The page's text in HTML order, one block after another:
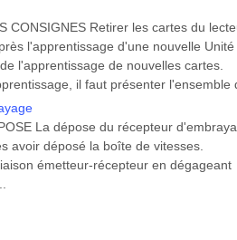
CONSIGNES Retirer les cartes du
l'apprentissage d'une nouvelle Unité
l'apprentissage de nouvelles cartes.
il faut présenter l'ensemble
La dépose du récepteur
avoir déposé la boîte de vitesses.
émetteur-récepteur en dégageant